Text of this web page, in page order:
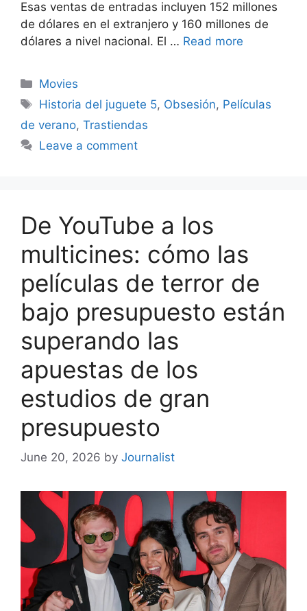
Esas ventas de entradas incluyen 152 millones
de dólares en el extranjero y 160 millones de
dólares a nivel nacional. El … Read more
Categories
Movies
Tags
Historia del juguete 5, Obsesión, Películas
de verano, Trastiendas
Leave a comment
De YouTube a los
multicines: cómo las
películas de terror de
bajo presupuesto están
superando las
apuestas de los
estudios de gran
presupuesto
June 20, 2026 by Journalist